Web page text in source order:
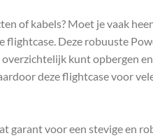
of kabels? Moet je vaak
Deze robuuste
kunt opbergen
deze flightcase voor
garant voor een stevige en